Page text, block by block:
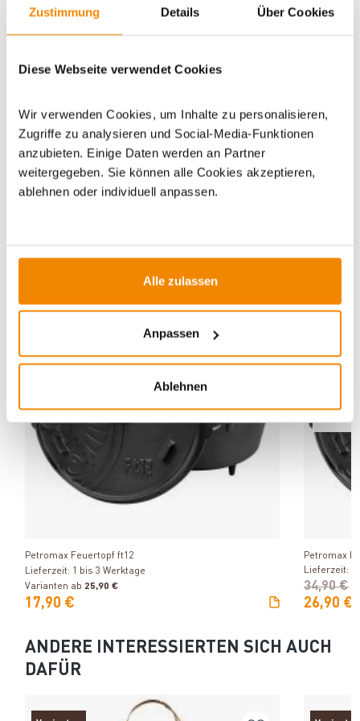
Zustimmung Details Über Cookies
Diese Webseite verwendet Cookies
Wir verwenden Cookies, um Inhalte zu personalisieren,
Zugriffe zu analysieren und Social-Media-Funktionen
anzubieten. Einige Daten werden an Partner
weitergegeben. Sie können alle Cookies akzeptieren,
ablehnen oder individuell anpassen.
Alle zulassen
Anpassen
Ablehnen
Artikeldatenblatt drucken Frage zum Artikel
Dieses Produkt finden Sie unter:Grillzubehör|Zubehör
Dutch Oven|Dutch Oven Zubehör| Grilltragetaschen
ZUBEHÖR
Varianten
Petromax Feuertopf ft12
Lieferzeit: 1 bis 3 Werktage
Varianten ab 25,90 €
17,90 €
Varianten
Petromax
Lieferzeit: 1
26,90 €
34,90 €
ANDERE INTERESSIERTEN SICH AUCH
DAFÜR